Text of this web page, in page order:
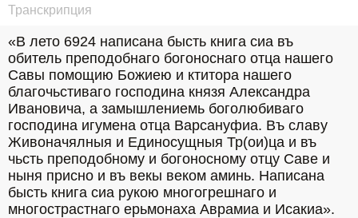
Транскрипция
«В лето 6924 написана бысть книга сиа въ
обитель преподобнаго богоноснаго отца нашего
Савы помощию Божиею и ктитора нашего
благочьстиваго господина князя Александра
Ивановича, а замышлениемь боголюбиваго
господина игумена отца Варсануфиа. Въ славу
Живоначялныя и Единосущныя Тр(ои)ца и въ
чьсть преподобному и богоносному отцу Саве и
ныня присно и въ векы веком аминь. Написана
бысть книга сиа рукою многогрешнаго и
многострастнаго ерьмонаха Аврамиа и Исакиа».